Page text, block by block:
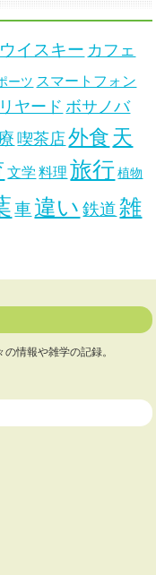
ウイスキー カフェ
ーツ スマートフォン
ヤード ボサノバ
喫茶店外食 天
文学 料理 旅行 植物
車違い 鉄道 雑
情報や雑学の記録。